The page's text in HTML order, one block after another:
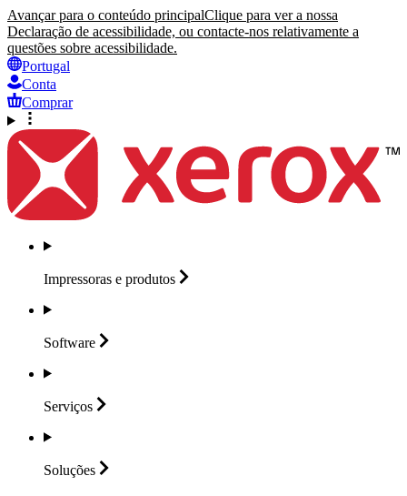
Avançar para o conteúdo principalClique para ver a nossa
Declaração de acessibilidade, ou contacte-nos relativamente a
questões sobre acessibilidade.
Portugal
Conta
Comprar
Impressoras e produtos
Software
Serviços
Soluções